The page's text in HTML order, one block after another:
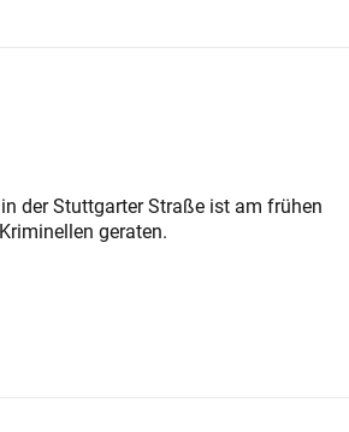
der Stuttgarter Straße ist am frühen
geraten.